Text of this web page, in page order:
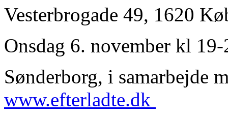
Vesterbrogade 49, 1620
Onsdag 6. november kl
Sønderborg, i samarbejde
www.efterladte.dk